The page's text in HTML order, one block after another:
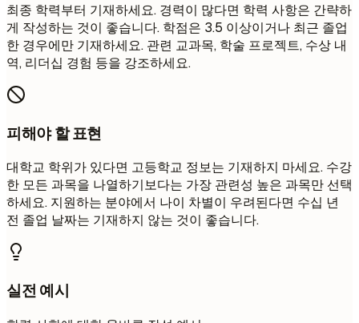
최종 학력부터 기재하세요. 경력이 많다면 학력 사항은 간략하
게 작성하는 것이 좋습니다. 학점은 3.5 이상이거나 최근 졸업
한 경우에만 기재하세요. 관련 교과목, 학술 프로젝트, 수상 내
역, 리더십 경험 등을 강조하세요.
피해야 할 표현
대학교 학위가 있다면 고등학교 정보는 기재하지 마세요. 수강
한 모든 과목을 나열하기보다는 가장 관련성 높은 과목만 선택
하세요. 지원하는 분야에서 나이 차별이 우려된다면 수십 년
전 졸업 날짜는 기재하지 않는 것이 좋습니다.
실전 예시